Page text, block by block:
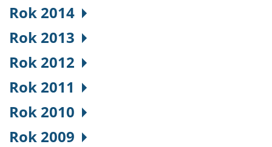
Rok 2014
Rok 2013
Rok 2012
Rok 2011
Rok 2010
Rok 2009